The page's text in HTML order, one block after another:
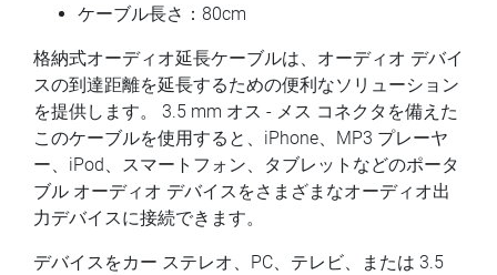
ケーブル長さ：80cm
格納式オーディオ延長ケーブルは、オーディオ デバイ
スの到達距離を延長するための便利なソリューション
を提供します。 3.5 mm オス - メス コネクタを備えた
このケーブルを使用すると、iPhone、MP3 プレーヤ
ー、iPod、スマートフォン、タブレットなどのポータ
ブル オーディオ デバイスをさまざまなオーディオ出
力デバイスに接続できます。
デバイスをカー ステレオ、PC、テレビ、または 3.5